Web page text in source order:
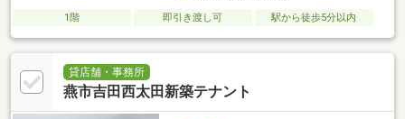
1階 即引き渡し可 駅から徒歩5分以内
貸店舗・事務所
燕市吉田西太田新築テナント